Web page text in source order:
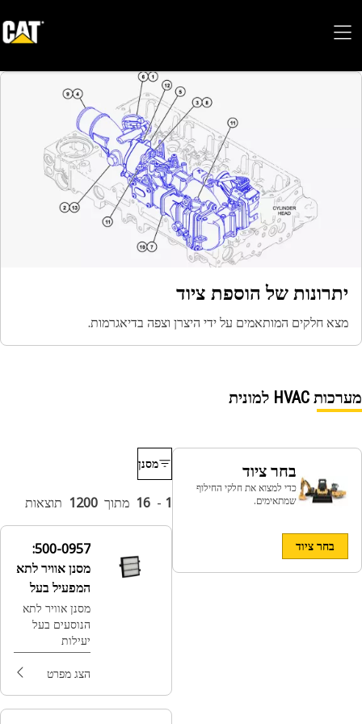
יתרונות של הוספת ציוד
מצא חלקים המותאמים על ידי היצרן וצפה בדיאגרמות.
מערכות HVAC למונית
בחר ציוד
כדי למצוא את חלקי החילוף
שמתאימים.
בחר ציוד
מסנן
1
-
16 מתוך 1200 תוצאות
500-0957:
מסנן אוויר לתא
המפעיל בעל
יעילות
סטנדרטית
מסנן אוויר לתא
הנוסעים בעל
יעילות
סטנדרטית של
Cat® חלק 500-
למנוע כניסת
הצג מפרט